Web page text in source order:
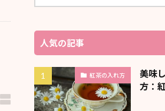
人気の記事
紅茶の入れ方
美味
方：